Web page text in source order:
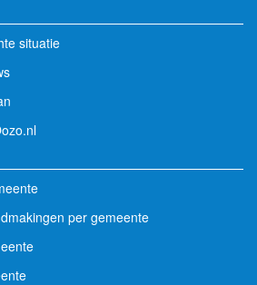
situatie
per gemeente